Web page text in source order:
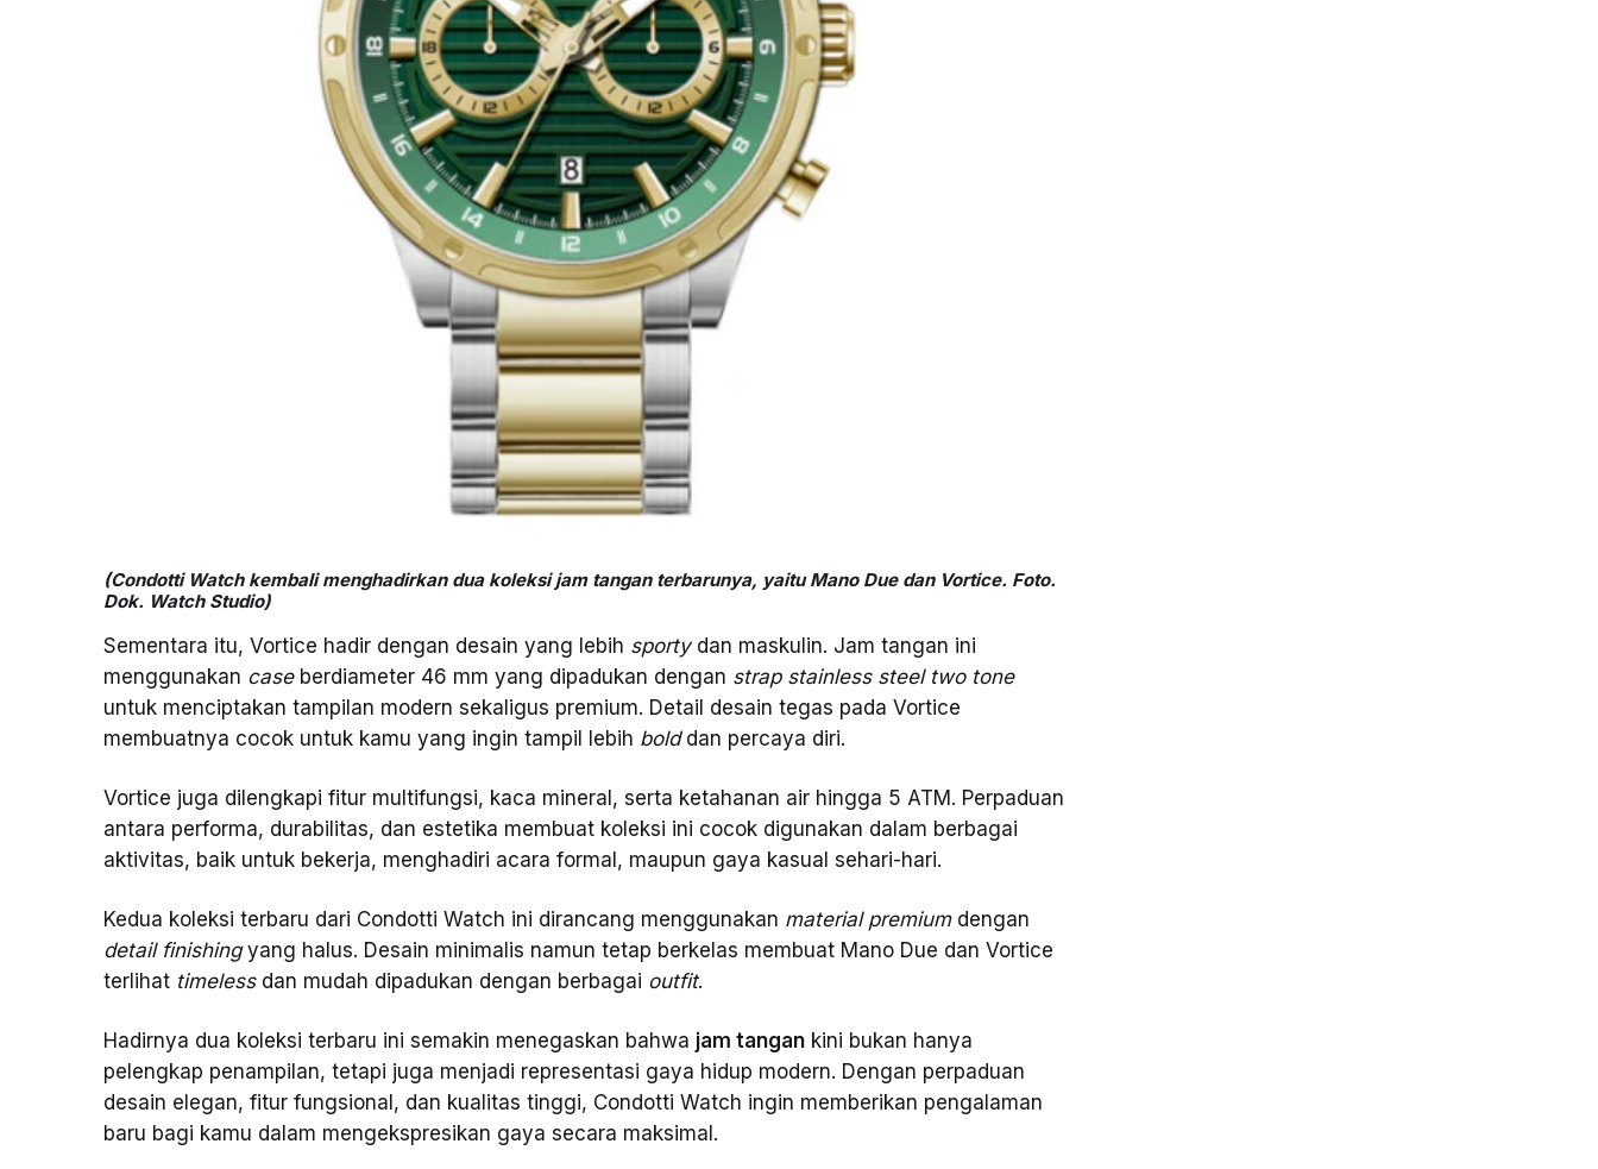
(Condotti Watch kembali menghadirkan dua koleksi jam tangan terbarunya, yaitu Mano Due dan Vortice. Foto.
Dok. Watch Studio)
Sementara itu, Vortice hadir dengan desain yang lebih sporty dan maskulin. Jam tangan ini
menggunakan case berdiameter 46 mm yang dipadukan dengan strap stainless steel two tone
untuk menciptakan tampilan modern sekaligus premium. Detail desain tegas pada Vortice
membuatnya cocok untuk kamu yang ingin tampil lebih bold dan percaya diri.
Vortice juga dilengkapi fitur multifungsi, kaca mineral, serta ketahanan air hingga 5 ATM. Perpaduan
antara performa, durabilitas, dan estetika membuat koleksi ini cocok digunakan dalam berbagai
aktivitas, baik untuk bekerja, menghadiri acara formal, maupun gaya kasual sehari-hari.
Kedua koleksi terbaru dari Condotti Watch ini dirancang menggunakan material premiumdengan
detail finishingyang halus. Desain minimalis namun tetap berkelas membuat Mano Due dan Vortice
terlihat timeless dan mudah dipadukan dengan berbagai outfit.
Hadirnya dua koleksi terbaru ini semakin menegaskan bahwa jam tangan kini bukan hanya
pelengkap penampilan, tetapi juga menjadi representasi gaya hidup modern. Dengan perpaduan
desain elegan, fitur fungsional, dan kualitas tinggi, Condotti Watch ingin memberikan pengalaman
baru bagi kamu dalam mengekspresikan gaya secara maksimal.